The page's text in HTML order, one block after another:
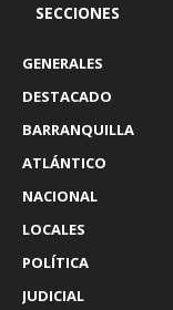
SECCIONES
GENERALES
DESTACADO
BARRANQUILLA
ATLÁNTICO
NACIONAL
LOCALES
POLÍTICA
JUDICIAL